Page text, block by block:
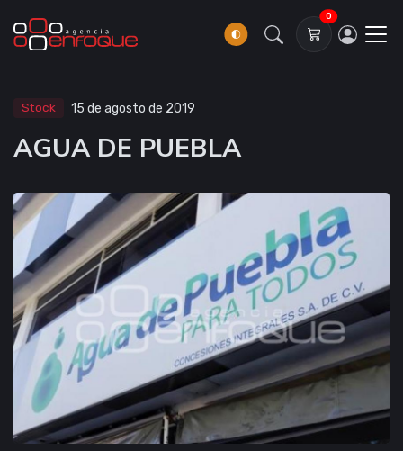
0
Stock 15 de agosto de 2019
AGUA DE PUEBLA